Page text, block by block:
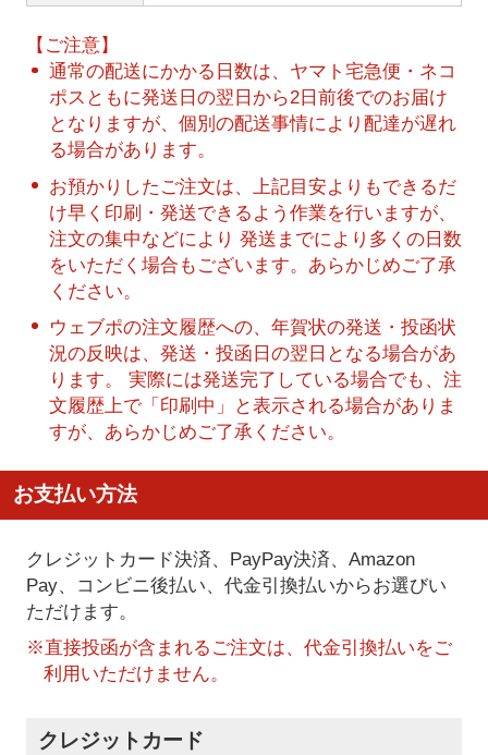
【ご注意】
通常の配送にかかる日数は、ヤマト宅急便・ネコ
ポスともに発送日の翌日から2日前後でのお届け
となりますが、個別の配送事情により配達が遅れ
る場合があります。
お預かりしたご注文は、上記目安よりもできるだ
け早く印刷・発送できるよう作業を行いますが、
注文の集中などにより 発送までにより多くの日数
をいただく場合もございます。あらかじめご了承
ください。
ウェブポの注文履歴への、年賀状の発送・投函状
況の反映は、発送・投函日の翌日となる場合があ
ります。 実際には発送完了している場合でも、注
文履歴上で「印刷中」と表示される場合がありま
すが、あらかじめご了承ください。
お支払い方法
クレジットカード決済、PayPay決済、Amazon
Pay、コンビニ後払い、代金引換払いからお選びい
ただけます。
※直接投函が含まれるご注文は、代金引換払いをご
利用いただけません。
クレジットカード